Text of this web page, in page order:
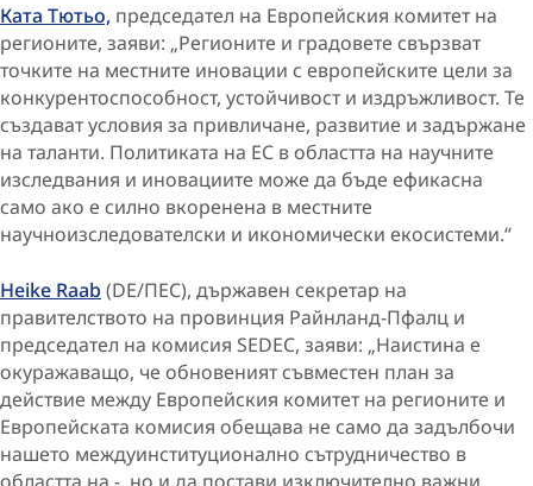
Ката Тютьо, председател на Европейския комитет на
регионите, заяви: „Регионите и градовете свързват
точките на местните иновации с европейските цели за
конкурентоспособност, устойчивост и издръжливост. Те
създават условия за привличане, развитие и задържане
на таланти. Политиката на ЕС в областта на научните
изследвания и иновациите може да бъде ефикасна
само ако е силно вкоренена в местните
научноизследователски и икономически екосистеми.“
Heike Raab (DE/ПЕС), държавен секретар на
правителството на провинция Райнланд-Пфалц и
председател на комисия SEDEC, заяви: „Наистина е
окуражаващо, че обновеният съвместен план за
действие между Европейския комитет на регионите и
Европейската комисия обещава не само да задълбочи
нашето междуинституционално сътрудничество в